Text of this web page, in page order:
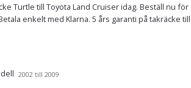
Turtle till Toyota Land Cruiser idag. Beställ nu
enkelt med Klarna. 5 års garanti på takräcke
2002 till 2009